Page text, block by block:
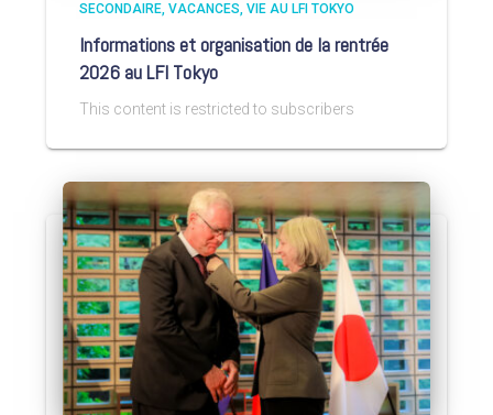
SECONDAIRE VACANCES VIE AU LFI TOKYO
Informations et organisation de la rentrée
2026 au LFI Tokyo
This content is restricted to subscribers